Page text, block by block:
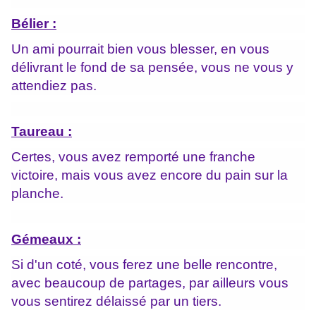
Bélier :
Un ami pourrait bien vous blesser, en vous
délivrant le fond de sa pensée, vous ne vous y
attendiez pas.
Taureau :
Certes, vous avez remporté une franche
victoire, mais vous avez encore du pain sur la
planche.
Gémeaux :
Si d'un coté, vous ferez une belle rencontre,
avec beaucoup de partages, par ailleurs vous
vous sentirez délaissé par un tiers.